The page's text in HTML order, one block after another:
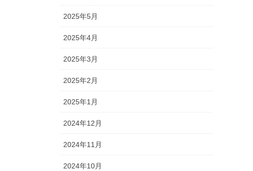
2025年5月
2025年4月
2025年3月
2025年2月
2025年1月
2024年12月
2024年11月
2024年10月